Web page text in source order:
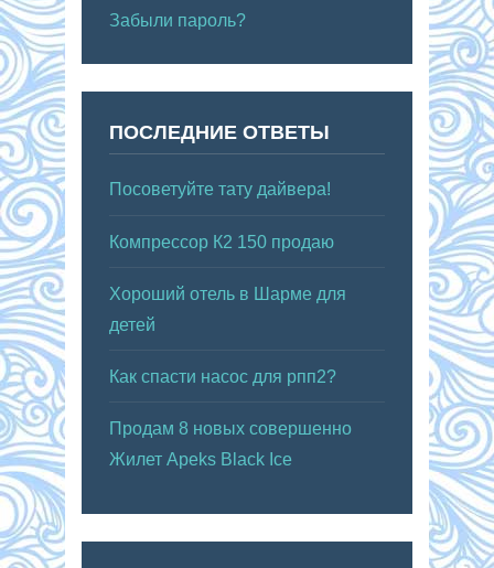
Забыли пароль?
ПОСЛЕДНИЕ ОТВЕТЫ
Посоветуйте тату дайвера!
Компрессор К2 150 продаю
Хороший отель в Шарме для
детей
Как спасти насос для рпп2?
Продам 8 новых совершенно
Жилет Apeks Black Ice